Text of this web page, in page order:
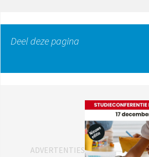
Deel deze pagina
ADVERTENTIES